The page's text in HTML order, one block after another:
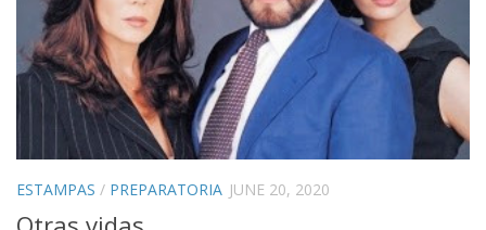
ESTAMPAS / PREPARATORIA JUNE 20, 2020